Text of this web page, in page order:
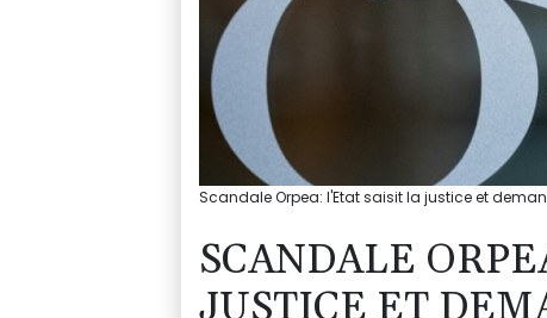
Scandale Orpea: l'Etat saisit la justice et
SCANDALE